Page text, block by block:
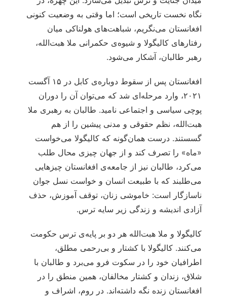
نگاه نخست تاریخی است؛ اما وقتی به وضعیت کنونی
افغانستان می‌نگریم، شباهت‌های هولناکی میان
رفتارهای کالیگولا و شیوه‌ی حکمرانی ملا هبت‌الله،
رهبر طالبان، آشکار می‌شود.
افغانستان پس از سقوط دوباره‌ی کابل در ۱۵ آگست
۲۰۲۱، وارد مرحله‌ای شد که می‌توان آن را دوران
پوچی سیاسی و اجتماعی نامید. طالبان به رهبری ملا
هبت‌الله، نظم حقوقی و مدنی پیشین را از هم
گسستند. درست همان‌گونه که کالیگولا می‌خواست
«ماه» را تصرف کند و از جهان چیزی محال طلب
می‌کرد، طالبان نیز از جامعه‌ی افغانستان چیزهایی
می‌طلبند که با طبیعت انسان و خواست نسل جوان
ناسازگار است: خاموشی زنان، توقف آموزش، حذف
آزادی اندیشه و زندگی زیر سایه ترس.
کالیگولا و ملا هبت‌الله هر دو بر پایه‌ی ترس حکومت
می‌کنند. کالیگولا با کشتار و بی‌رحمی مطلق،
اطرافیان خود را در سکوت فرو می‌برد و طالبان با
شلاق، زندان و کشتار مخالفان، همین منطق را در
افغانستان زنده نگه داشته‌اند. در روم، اشراف و